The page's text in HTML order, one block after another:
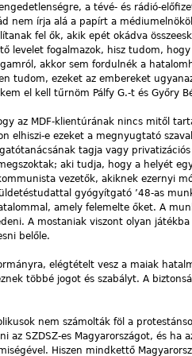
a tévé- és rádió-
nem írja alá a papírt a
fel ők, akik epét okádva
levelet fogalmazok, hisz tudom,
akkor sem fordulnék a
tudom, ezeket az embereket
el kell tűrnöm Pálfy G.-t és Győry
az MDF-klientúrának nincs mitől
elhiszi-e ezeket a megnyugtató
tagja vagy
aki tudja, hogy a helyét
vezetők, akiknek ezernyi
gyógyítgató ’48-as
amely felemelte őket. A
A mostaniak viszont olyan
belőle.
elégtételt vesz a maiak
többé jogot és szabályt. A
nem számolták föl a
az SZDSZ-es Magyarországot, és
Hiszen mindkettő